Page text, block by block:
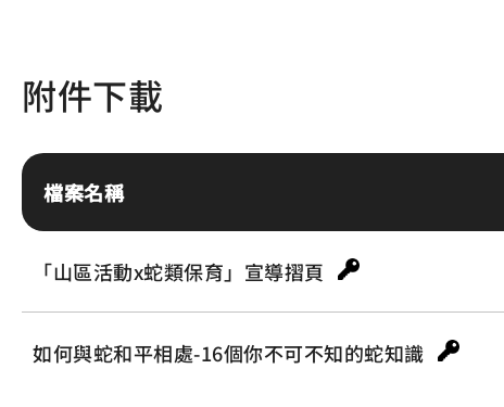
附件下載
檔案名稱
「山區活動x蛇類保育」宣導摺頁
如何與蛇和平相處-16個你不可不知的蛇知識